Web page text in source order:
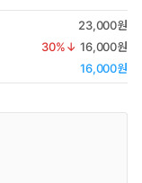
23,000원
30%↓ 16,000원
16,000원